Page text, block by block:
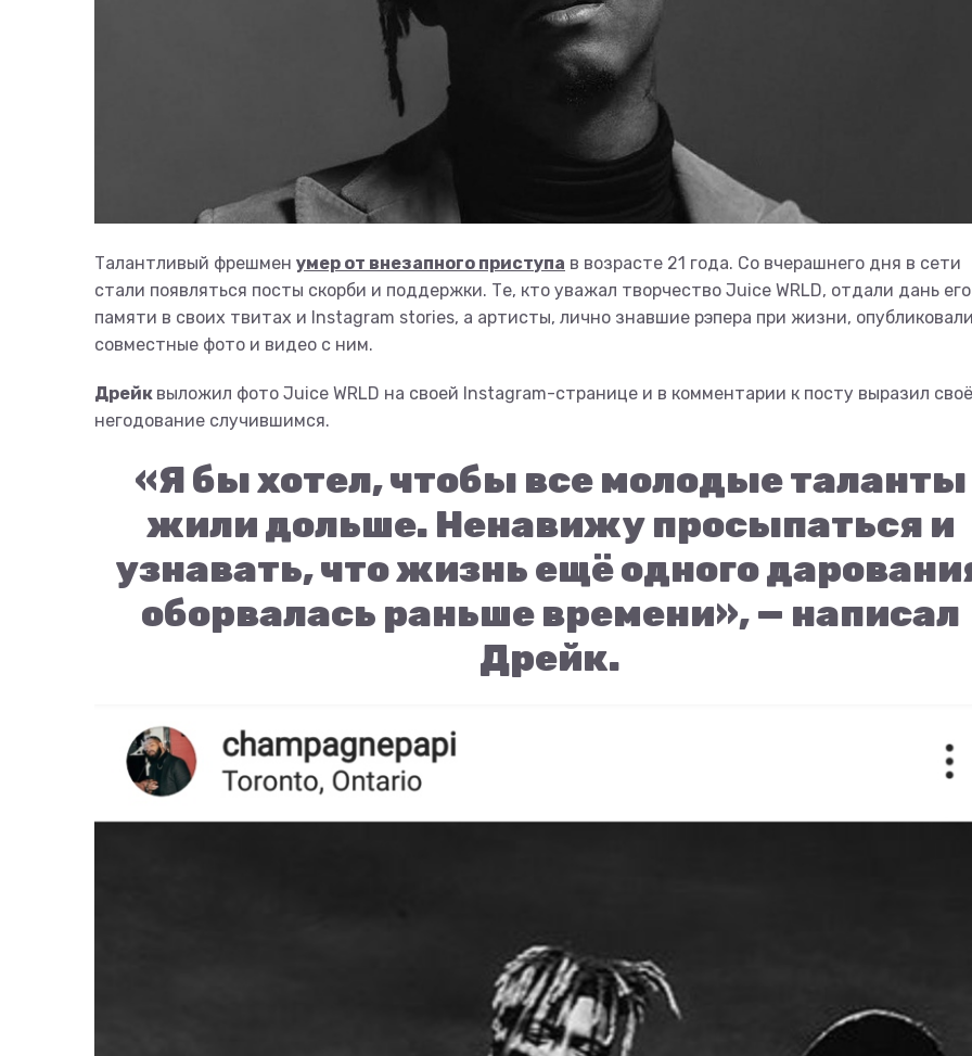
Талантливый фрешмен умер от внезапного приступа в возрасте 21 года. Со вчерашнего дня в сети
стали появляться посты скорби и поддержки. Те, кто уважал творчество Juice WRLD, отдали дань его
памяти в своих твитах и Instagram stories, а артисты, лично знавшие рэпера при жизни,
совместные фото и видео с ним.
Дрейк выложил фото Juice WRLD на своей Instagram-странице и в комментарии к посту выразил своё
негодование случившимся.
«Я бы хотел, чтобы все молодые таланты
жили дольше. Ненавижу просыпаться и
узнавать, что жизнь ещё одного
оборвалась раньше времени», — написал
Дрейк.